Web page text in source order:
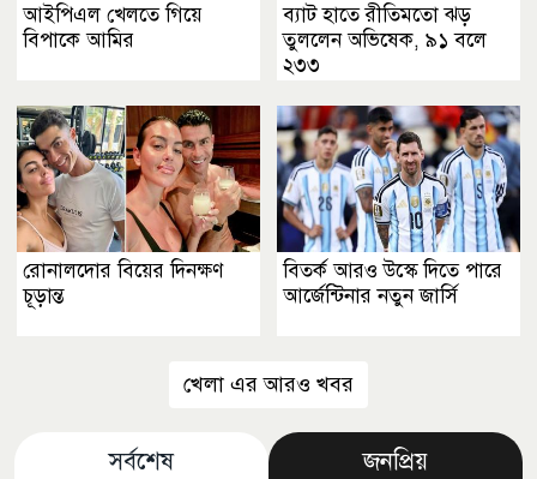
আইপিএল খেলতে গিয়ে
বিপাকে আমির
ব্যাট হাতে রীতিমতো ঝড়
তুললেন অভিষেক, ৯১ বলে
২৩৩
রোনালদোর বিয়ের দিনক্ষণ
চূড়ান্ত
বিতর্ক আরও উস্কে দিতে পারে
আর্জেন্টিনার নতুন জার্সি
খেলা এর আরও খবর
সর্বশেষ জনপ্রিয়